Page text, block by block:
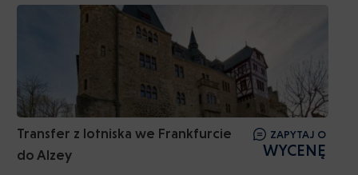
Transfer z lotniska we Frankfurcie
do Alzey
ZAPYTAJ O
WYCENĘ